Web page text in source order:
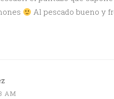
Al pescado bueno y
AM